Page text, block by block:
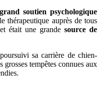
grand soutien psychologique
thérapeutique auprès de tous
était une grandesource de
sa carrière de chien-
grosses tempêtes connues aux